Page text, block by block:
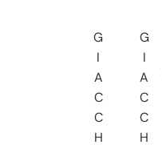
G
I
A
C
C
H
G
I
A
C
C
H